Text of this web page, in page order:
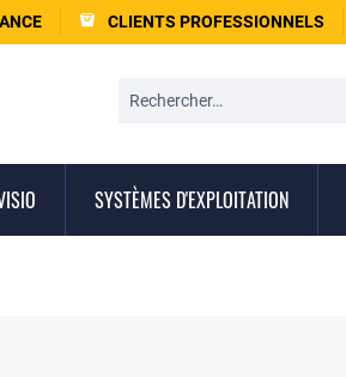
CLIENTS PROFESSIONNELS
SYSTÈMES D'EXPLOITATION